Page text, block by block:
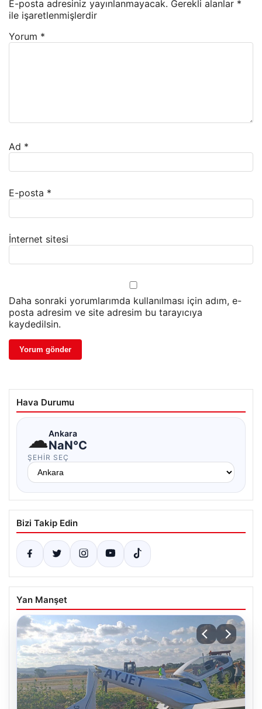
E-posta adresiniz yayınlanmayacak. Gerekli alanlar *
ile işaretlenmişlerdir
Yorum *
Ad *
E-posta *
İnternet sitesi
Daha sonraki yorumlarımda kullanılması için adım, e-
posta adresim ve site adresim bu tarayıcıya
kaydedilsin.
Hava Durumu
☁Ankara
NaN°C
ŞEHIR SEÇ
Bizi Takip Edin
Yan Manşet